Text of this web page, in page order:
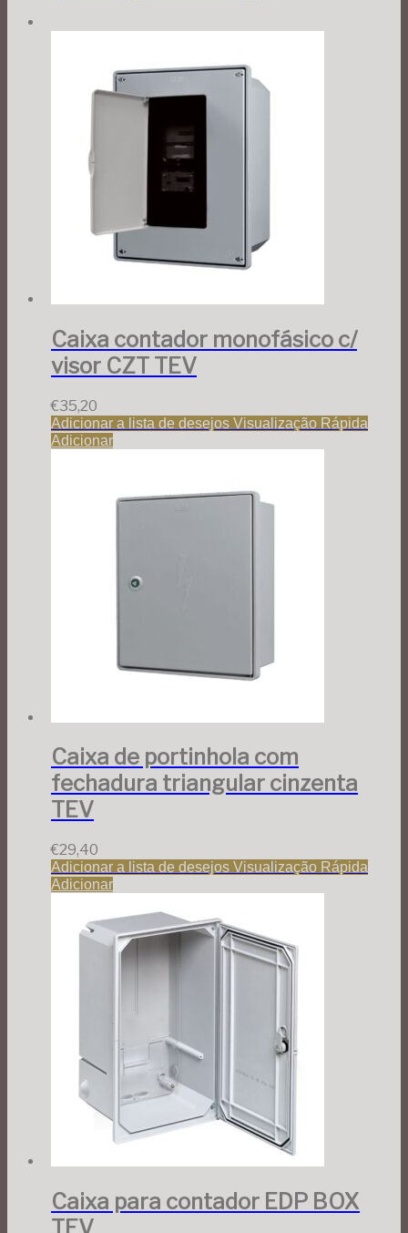
Caixa contador monofásico c/
visor CZT TEV
€35,20
Adicionar a lista de desejos Visualização Rápida
Adicionar
Caixa de portinhola com
fechadura triangular cinzenta
TEV
€29,40
Adicionar a lista de desejos Visualização Rápida
Adicionar
Caixa para contador EDP BOX